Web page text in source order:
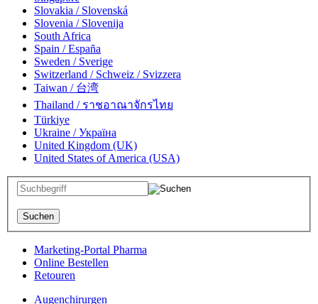
Slovakia / Slovenská
Slovenia / Slovenija
South Africa
Spain / España
Sweden / Sverige
Switzerland / Schweiz / Svizzera
Taiwan / 台湾
Thailand / ราชอาณาจักรไทย
Türkiye
Ukraine / Україна
United Kingdom (UK)
United States of America (USA)
Marketing-Portal Pharma
Online Bestellen
Retouren
Augenchirurgen